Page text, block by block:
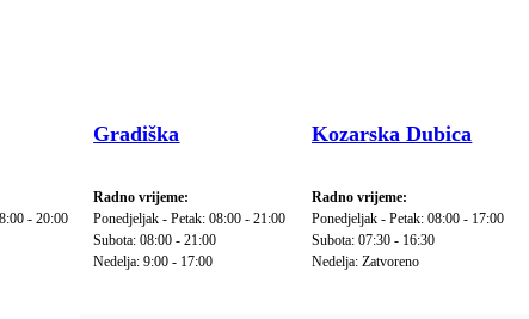
- 20:00
Gradiška
Radno vrijeme:
Ponedjeljak - Petak: 08:00 - 21:00
Subota: 08:00 - 21:00
Nedelja: 9:00 - 17:00
Kozarska Dubica
Radno vrijeme:
Ponedjeljak - Petak: 08:00 - 17:00
Subota: 07:30 - 16:30
Nedelja: Zatvoreno